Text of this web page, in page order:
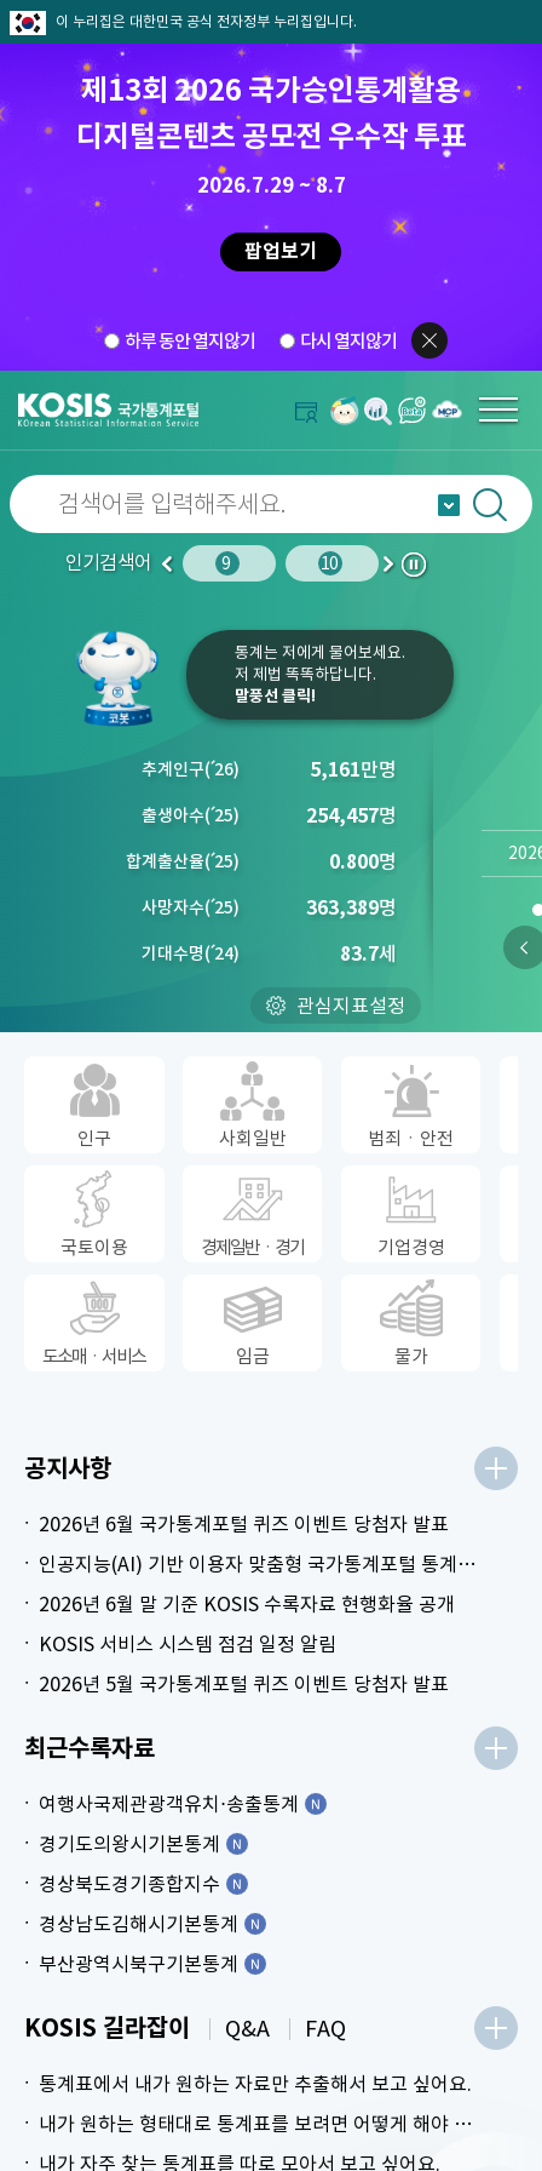
이 누리집은 대한민국 공식 전자정부 누리집입니다.
제13회 2026 국가승인통계활용
디지털콘텐츠 공모전 우수작 투표
2026.7.29 ~ 8.7
팝업보기
하루 동안 열지않기 다시 열지않기
인기검색어
이
10 청소년 9 10 1
다
정
통계는 저에게 물어보세요.
저 제법 똑똑하답니다.
말풍선 클릭!
추계인구(´26) 5,161만명
출생아수(´25) 254,457명
합계출산율(´25) 0.800명
사망자수(´25) 363,389명
기대수명(´24) 83.7세
관심지표설정
인구 사회일반 범죄ㆍ안전
국토이용 경제일반ㆍ경기 기업경영
도소매ㆍ서비스 임금 물가
공지사항
2026년 6월 국가통계포털 퀴즈 이벤트 당첨자 발표
인공지능(AI) 기반 이용자 맞춤형 국가통계포털 통계표 생성 시범 서비스 안내
2026년 6월 말 기준 KOSIS 수록자료 현행화율 공개
KOSIS 서비스 시스템 점검 일정 알림
2026년 5월 국가통계포털 퀴즈 이벤트 당첨자 발표
최근수록자료
여행사국제관광객유치⋅송출통계
경기도의왕시기본통계
경상북도경기종합지수
경상남도김해시기본통계
부산광역시북구기본통계
KOSIS 길라잡이
통계표에서 내가 원하는 자료만 추출해서 보고 싶어요.
내가 원하는 형태대로 통계표를 보려면 어떻게 해야 하나요?
내가 자주 찾는 통계표를 따로 모아서 보고 싶어요.
Q&A FAQ